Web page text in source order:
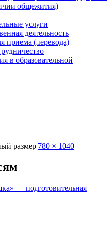
общежития)
услуги
деятельность
приема (перевода)
в образовательной
размер 780 × 1040
— подготовительная